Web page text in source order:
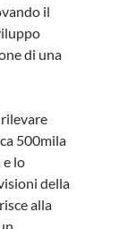
il
di una
500mila
e lo
della
alla